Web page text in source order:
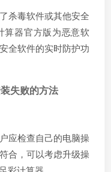
杀毒软件或其他安全
算器官方版为恶意软
全软件的实时防护功
失败的方法
应检查自己的电脑操
合，可以考虑升级操